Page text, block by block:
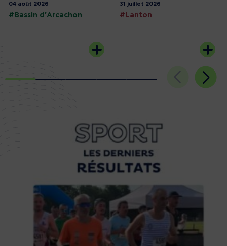
04 août 2026
#Bassin d'Arcachon
31 juillet 2026
#Lanton